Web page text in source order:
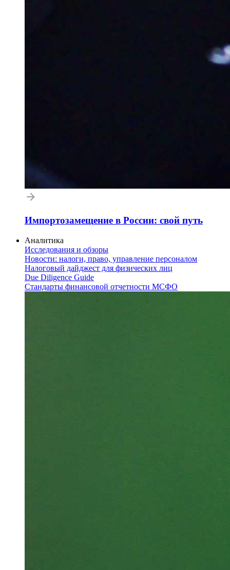
Импортозамещение в России: свой путь
Аналитика
Исследования и обзоры
Новости: налоги, право, управление персоналом
Налоговый дайджест для физических лиц
Due Diligence Guide
Стандарты финансовой отчетности МСФО